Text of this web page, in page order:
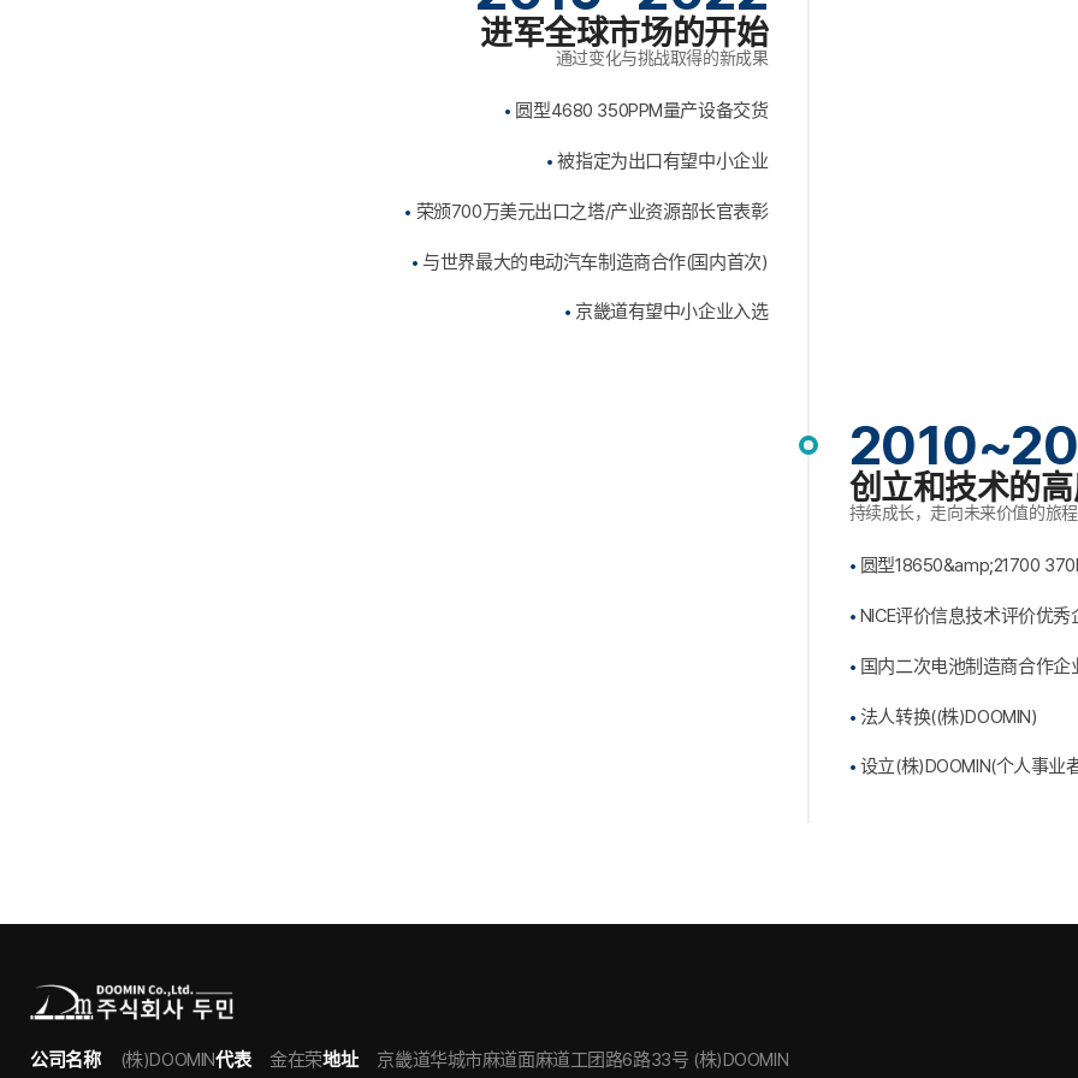
进军全球市场的开始
通过变化与挑战取得的新成果
圆型4680 350PPM量产设备交货
被指定为出口有望中小企业
荣颁700万美元出口之塔/产业资源部长官表彰
与世界最大的电动汽车制造商合作(国内首次)
京畿道有望中小企业入选
创立和技术的
持续成长，走向未来价值的旅程
圆型18650&amp;21700
NICE评价信息技术评价优秀
国内二次电池制造商合作企
法人转换((株)DOOMIN)
设立(株)DOOMIN(个人事业
公司名称 (株)DOOMIN代表 金在荣地址 京畿道华城市麻道面麻道工团路6路33号 (株)DOOMIN